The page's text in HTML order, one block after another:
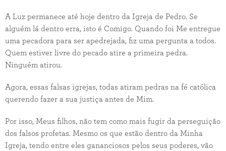
A Luz permanece até hoje dentro da Igreja de Pedro. Se
alguém lá dentro erra, isto é Comigo. Quando foi Me entregue
uma pecadora para ser apedrejada, fiz uma pergunta a todos.
Quem estiver livre do pecado atire a primeira pedra.
Ninguém atirou.
Agora, essas falsas igrejas, todas atiram pedras na fé católica
querendo fazer a sua justiça antes de Mim.
Por isso, Meus filhos, não tem como mais fugir da perseguição
dos falsos profetas. Mesmo os que estão dentro da Minha
Igreja, tendo entre eles gananciosos pelos seus poderes, vão